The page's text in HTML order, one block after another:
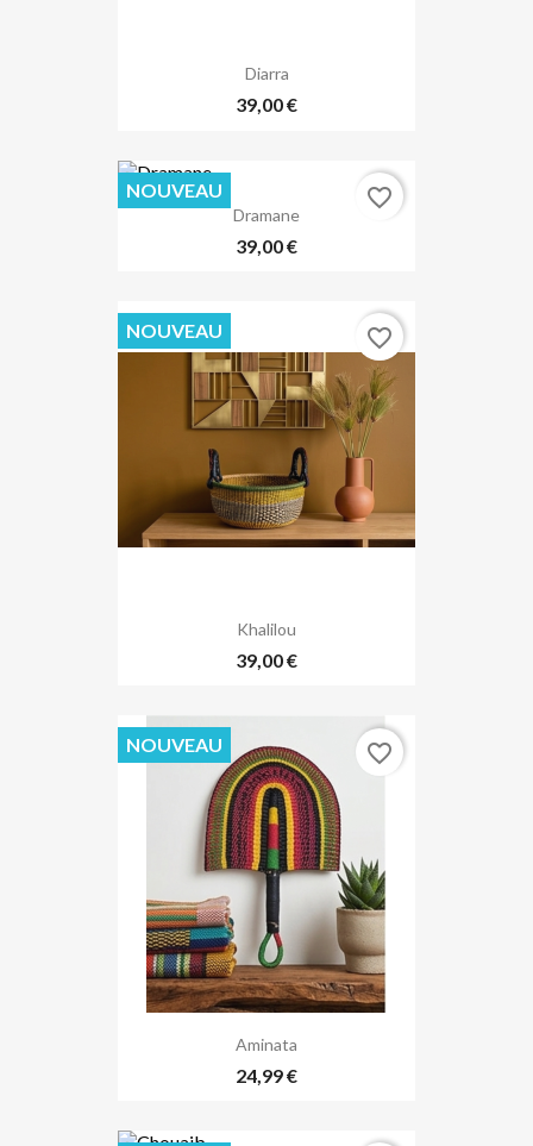
Diarra
39,00 €
Dramane
39,00 €
NOUVEAU favorite_border
Khalilou
39,00 €
NOUVEAU favorite_border
Aminata
24,99 €
NOUVEAU favorite_border